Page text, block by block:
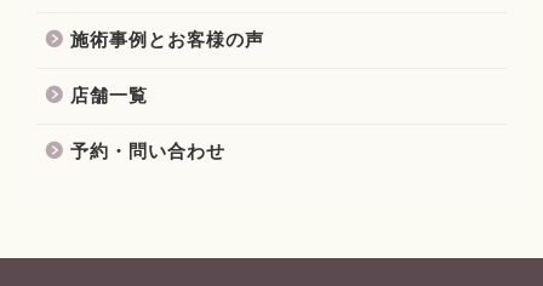
施術事例とお客様の声
店舗一覧
予約・問い合わせ